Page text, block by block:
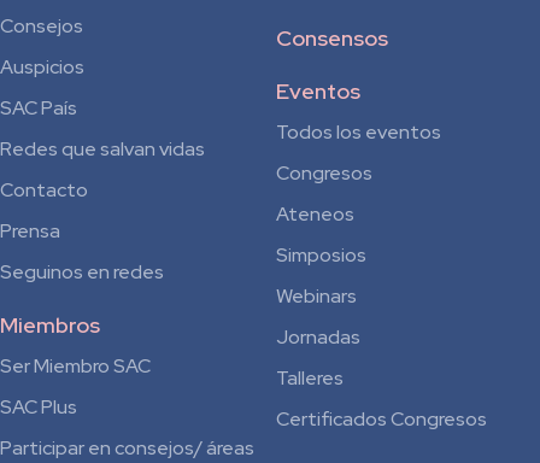
Consejos
Auspicios
SAC País
Redes que salvan vidas
Contacto
Prensa
Seguinos en redes
Miembros
Ser Miembro SAC
SAC Plus
Participar en consejos/ áreas
Consensos
Eventos
Todos los eventos
Congresos
Ateneos
Simposios
Webinars
Jornadas
Talleres
Certificados Congresos